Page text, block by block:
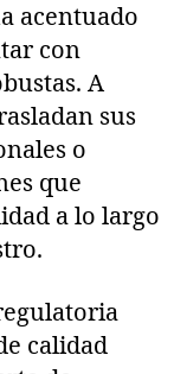
acentuado
con
A
sus
o
que
a lo largo
calidad